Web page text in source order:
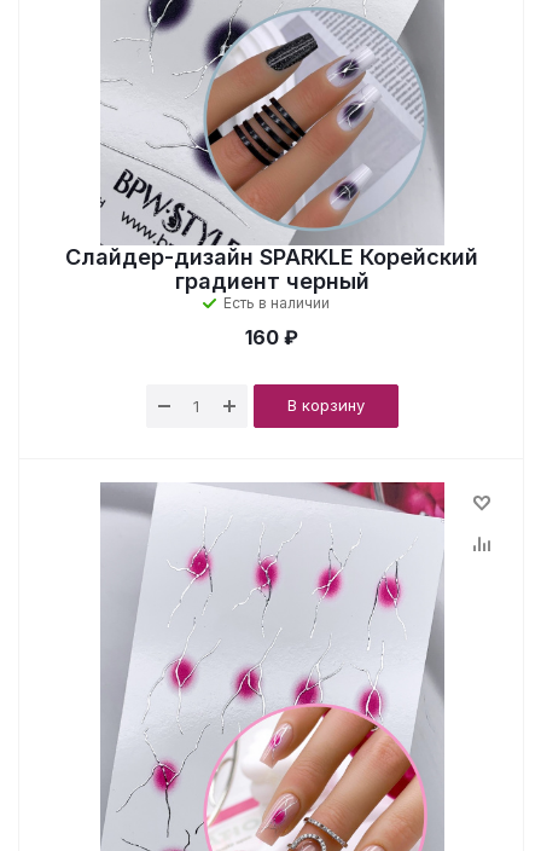
Слайдер-дизайн SPARKLE Корейский
градиент черный
Есть в наличии
160 ₽
В корзину